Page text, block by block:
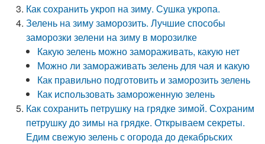
Как сохранить укроп на зиму. Сушка укропа.
Зелень на зиму заморозить. Лучшие способы
заморозки зелени на зиму в морозилке
Какую зелень можно замораживать, какую нет
Можно ли замораживать зелень для чая и какую
Как правильно подготовить и заморозить зелень
Как использовать замороженную зелень
Как сохранить петрушку на грядке зимой. Сохраним
петрушку до зимы на грядке. Открываем секреты.
Едим свежую зелень с огорода до декабрьских